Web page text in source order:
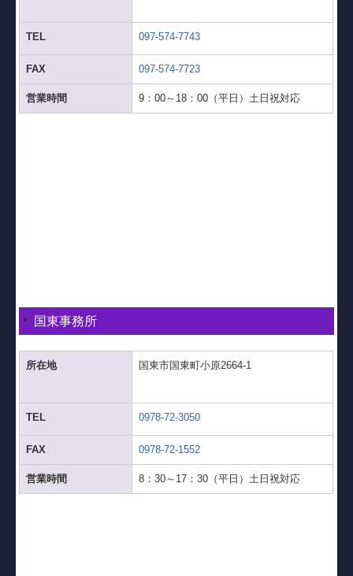
TEL 097-574-7743
FAX 097-574-7723
営業時間 9：00～18：00（平日）土日祝対応
国東事務所
所在地 国東市国東町小原2664-1
TEL 0978-72-3050
FAX 0978-72-1552
営業時間 8：30～17：30（平日）土日祝対応